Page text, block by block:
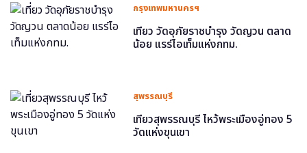
กรุงเทพมหานครฯ
เที่ยว วัดอุภัยราชบำรุง วัดญวน ตลาด
น้อย แรร์ไอเท็มแห่งกทม.
สุพรรณบุรี
เที่ยวสุพรรณบุรี ไหว้พระเมืองอู่ทอง 5
วัดแห่งขุนเขา